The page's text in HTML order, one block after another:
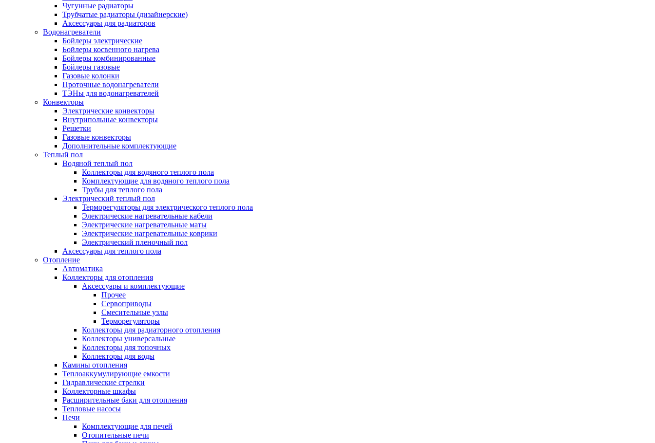
Чугунные радиаторы
Трубчатые радиаторы (дизайнерские)
Аксессуары для радиаторов
Водонагреватели
Бойлеры электрические
Бойлеры косвенного нагрева
Бойлеры комбинированные
Бойлеры газовые
Газовые колонки
Проточные водонагреватели
ТЭНы для водонагревателей
Конвекторы
Электрические конвекторы
Внутрипольные конвекторы
Решетки
Газовые конвекторы
Дополнительные комплектующие
Теплый пол
Водяной теплый пол
Коллекторы для водяного теплого пола
Комплектующие для водяного теплого пола
Трубы для теплого пола
Электрический теплый пол
Терморегуляторы для электрического теплого пола
Электрические нагревательные кабели
Электрические нагревательные маты
Электрические нагревательные коврики
Электрический пленочный пол
Аксессуары для теплого пола
Отопление
Автоматика
Коллекторы для отопления
Аксессуары и комплектующие
Прочее
Сервоприводы
Смесительные узлы
Терморегуляторы
Коллекторы для радиаторного отопления
Коллекторы универсальные
Коллекторы для топочных
Коллекторы для воды
Камины отопления
Теплоаккумулирующие емкости
Гидравлические стрелки
Коллекторные шкафы
Расширительные баки для отопления
Тепловые насосы
Печи
Комплектующие для печей
Отопительные печи